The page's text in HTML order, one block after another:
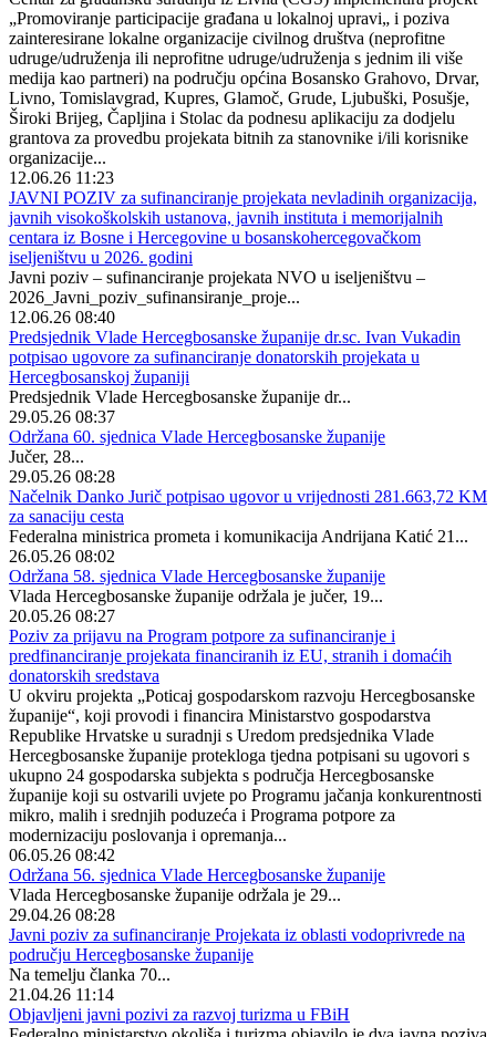
„Promoviranje participacije građana u lokalnoj upravi„ i poziva
zainteresirane lokalne organizacije civilnog društva (neprofitne
udruge/udruženja ili neprofitne udruge/udruženja s jednim ili više
medija kao partneri) na području općina Bosansko Grahovo, Drvar,
Livno, Tomislavgrad, Kupres, Glamoč, Grude, Ljubuški, Posušje,
Široki Brijeg, Čapljina i Stolac da podnesu aplikaciju za dodjelu
grantova za provedbu projekata bitnih za stanovnike i/ili korisnike
organizacije...
12.06.26 11:23
JAVNI POZIV za sufinanciranje projekata nevladinih organizacija,
javnih visokoškolskih ustanova, javnih instituta i memorijalnih
centara iz Bosne i Hercegovine u bosanskohercegovačkom
iseljeništvu u 2026. godini
Javni poziv – sufinanciranje projekata NVO u iseljeništvu –
2026_Javni_poziv_sufinansiranje_proje...
12.06.26 08:40
Predsjednik Vlade Hercegbosanske županije dr.sc. Ivan Vukadin
potpisao ugovore za sufinanciranje donatorskih projekata u
Hercegbosanskoj županiji
Predsjednik Vlade Hercegbosanske županije dr...
29.05.26 08:37
Održana 60. sjednica Vlade Hercegbosanske županije
Jučer, 28...
29.05.26 08:28
Načelnik Danko Jurič potpisao ugovor u vrijednosti 281.663,72 KM
za sanaciju cesta
Federalna ministrica prometa i komunikacija Andrijana Katić 21...
26.05.26 08:02
Održana 58. sjednica Vlade Hercegbosanske županije
Vlada Hercegbosanske županije održala je jučer, 19...
20.05.26 08:27
Poziv za prijavu na Program potpore za sufinanciranje i
predfinanciranje projekata financiranih iz EU, stranih i domaćih
donatorskih sredstava
U okviru projekta „Poticaj gospodarskom razvoju Hercegbosanske
županije“, koji provodi i financira Ministarstvo gospodarstva
Republike Hrvatske u suradnji s Uredom predsjednika Vlade
Hercegbosanske županije protekloga tjedna potpisani su ugovori s
ukupno 24 gospodarska subjekta s područja Hercegbosanske
županije koji su ostvarili uvjete po Programu jačanja konkurentnosti
mikro, malih i srednjih poduzeća i Programa potpore za
modernizaciju poslovanja i opremanja...
06.05.26 08:42
Održana 56. sjednica Vlade Hercegbosanske županije
Vlada Hercegbosanske županije održala je 29...
29.04.26 08:28
Javni poziv za sufinanciranje Projekata iz oblasti vodoprivrede na
području Hercegbosanske županije
Na temelju članka 70...
21.04.26 11:14
Objavljeni javni pozivi za razvoj turizma u FBiH